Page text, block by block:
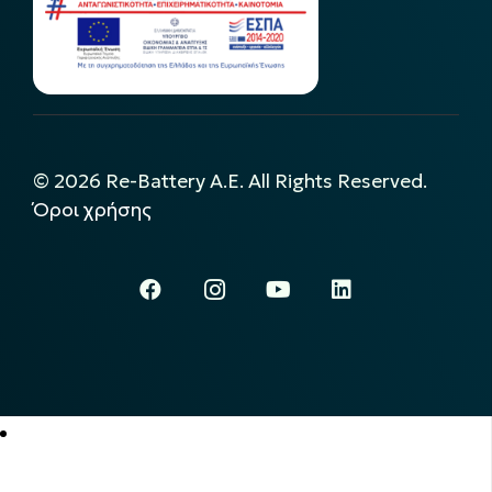
© 2026 Re-Battery A.E. All Rights Reserved.
Όροι χρήσης